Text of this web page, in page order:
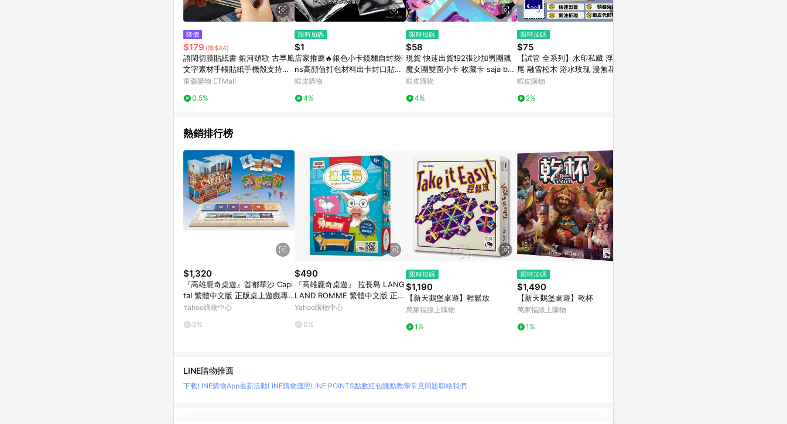
降價
$179 (降$44)
語閑切膜貼紙書 銀河頌歌 古早風
文字素材手帳貼紙手機殼支持代
發
東森購物 ETMall
0.5%
限時加碼
$1
店家推薦🔥銀色小卡鏡麵自封袋i
ns高顔值打包材料出卡封口貼平
價小卡封口袋 HAWM
蝦皮購物
4%
限時加碼
$58
現貨 快速出貨❗️92張沙加男團獵
魔女團雙面小卡 收藏卡 saja boy
s照片卡貼紙lomo卡 魯米 佐伊
蝦皮購物
4%
限時加碼
$75
【試管 全系列】水印私藏 浮夢鳶
尾 融雪松木 浴水玫瑰 漫無花果
唯我莫測 我本莫測 極限 海洋 曠
蝦皮購物
2%
熱銷排行榜
$1,320
『高雄龐奇桌遊』首都華沙 Capi
tal 繁體中文版 正版桌上遊戲專
賣店
Yahoo購物中心
0%
$490
『高雄龐奇桌遊』 拉長島 LANG
LAND ROMME 繁體中文版 正版
桌上遊戲專賣店
Yahoo購物中心
0%
限時加碼
$1,190
【新天鵝堡桌遊】輕鬆放
萬家福線上購物
1%
限時加碼
$1,490
【新天鵝堡桌遊】乾杯
萬家福線上購物
1%
LINE購物推薦
下載LINE購物App最新活動LINE購物護照LINE POINTS點數紅包賺點教學常見問題聯絡我們